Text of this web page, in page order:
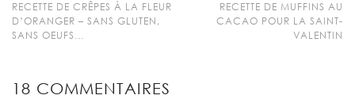
RECETTE DE CRÊPES À LA FLEUR
D’ORANGER – SANS GLUTEN,
SANS OEUFS…
RECETTE DE MUFFINS AU
CACAO POUR LA SAINT-
VALENTIN
18 COMMENTAIRES